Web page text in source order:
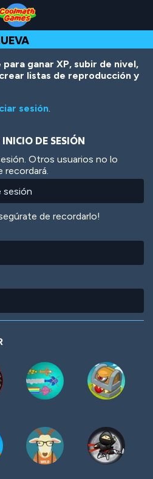
para ganar XP, subir de nivel,
listas de reproducción y
sesión.
DE SESIÓN
Otros usuarios no lo
recordará.
de recordarlo!